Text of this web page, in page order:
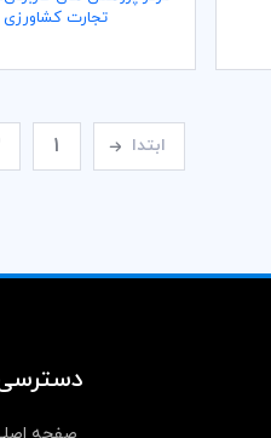
تجارت کشاورزی
ابتدا 1